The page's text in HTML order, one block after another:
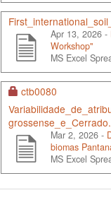
Apr 13, 2026 -
Workshop"
MS Excel
ctb0080
Mar 2, 2026 -
biomas
MS Excel